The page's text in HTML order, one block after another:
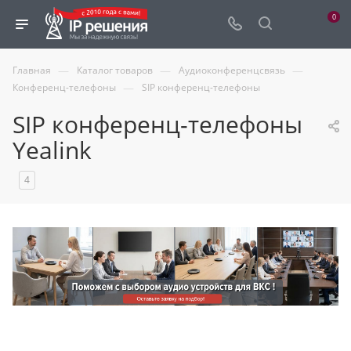
0
Главная — Каталог товаров — Аудиоконференцсвязь —
Конференц-телефоны — SIP конференц-телефоны
SIP конференц-телефоны
Yealink
4